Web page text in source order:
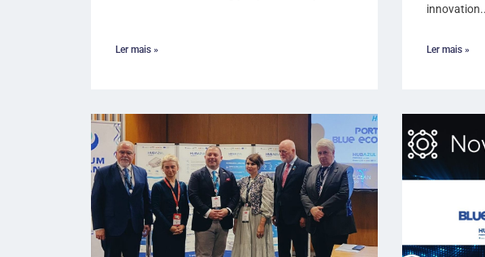
Ler mais » Ler mais »